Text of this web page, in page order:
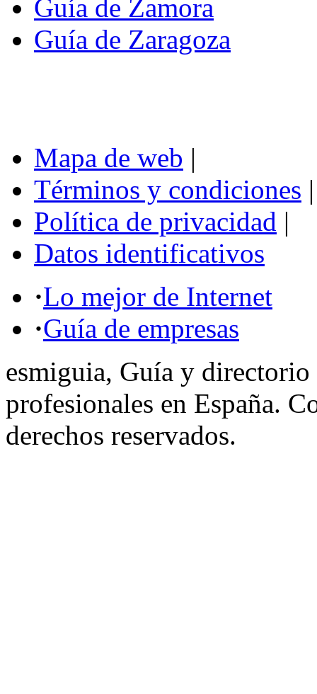
Guía de Zamora
Guía de Zaragoza
Mapa de web |
Términos y condiciones |
Política de privacidad |
Datos identificativos
·Lo mejor de Internet
·Guía de empresas
esmiguia, Guía y directorio
profesionales en España.
derechos reservados.